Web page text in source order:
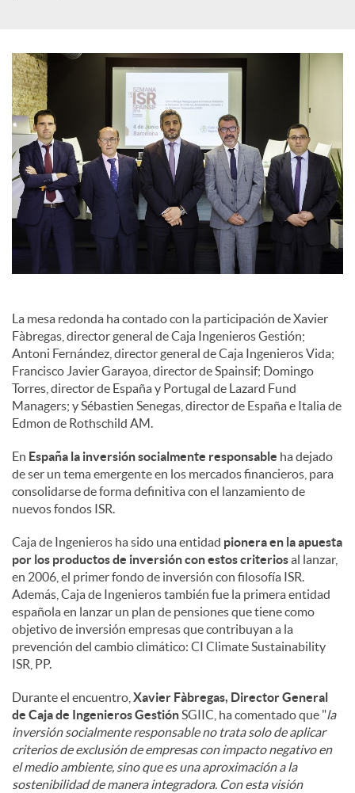
La mesa redonda ha contado con la participación de Xavier
Fàbregas, director general de Caja Ingenieros Gestión;
Antoni Fernández, director general de Caja Ingenieros Vida;
Francisco Javier Garayoa, director de Spainsif; Domingo
Torres, director de España y Portugal de Lazard Fund
Managers; y Sébastien Senegas, director de España e Italia de
Edmon de Rothschild AM.
En España la inversión socialmente responsable ha dejado
de ser un tema emergente en los mercados financieros, para
consolidarse de forma definitiva con el lanzamiento de
nuevos fondos ISR.
Caja de Ingenieros ha sido una entidad pionera en la apuesta
por los productos de inversióncon estos criteriosal lanzar,
en 2006, el primer fondo de inversión con filosofía ISR.
Además, Caja de Ingenieros también fue la primera entidad
española en lanzar un plan de pensiones que tiene como
objetivo de inversión empresas que contribuyan a la
prevención del cambio climático: CI Climate Sustainability
ISR, PP.
Durante el encuentro, Xavier Fàbregas, Director General
de Caja de Ingenieros GestiónSGIIC, ha comentado que "la
inversión socialmente responsable no trata solo de aplicar
criterios de exclusión de empresas con impacto negativo en
el medio ambiente, sino que es una aproximación a la
sostenibilidad de manera integradora. Con esta visión